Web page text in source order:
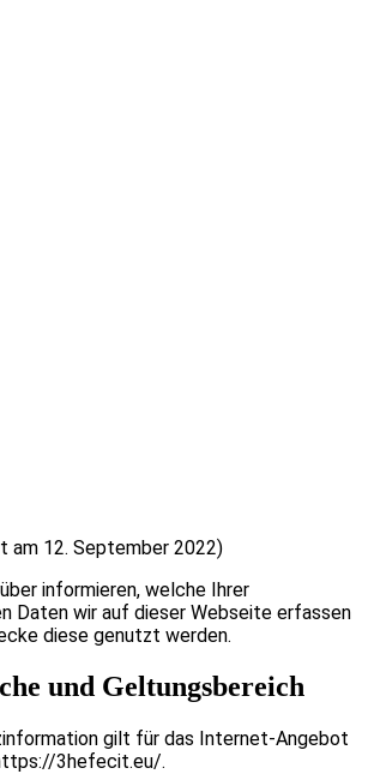
am 12. September 2022)
informieren, welche Ihrer
Daten wir auf dieser Webseite erfassen
diese genutzt werden.
und Geltungsbereich
gilt für das Internet-Angebot
3hefecit.eu/.